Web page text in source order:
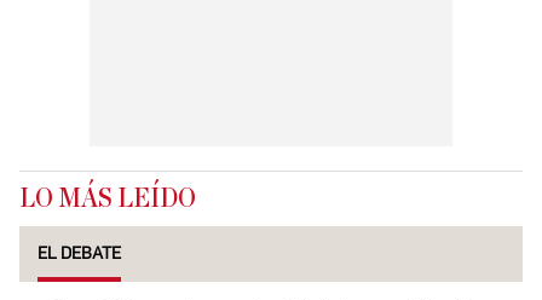
LO MÁS LEÍDO
EL DEBATE